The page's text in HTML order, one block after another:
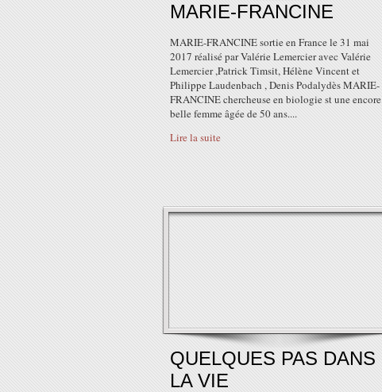
MARIE-FRANCINE
MARIE-FRANCINE sortie en France le 31 mai
2017 réalisé par Valérie Lemercier avec Valérie
Lemercier ,Patrick Timsit, Hélène Vincent et
Philippe Laudenbach , Denis Podalydès MARIE-
FRANCINE chercheuse en biologie st une encore
belle femme âgée de 50 ans....
Lire la suite
QUELQUES PAS DANS
LA VIE